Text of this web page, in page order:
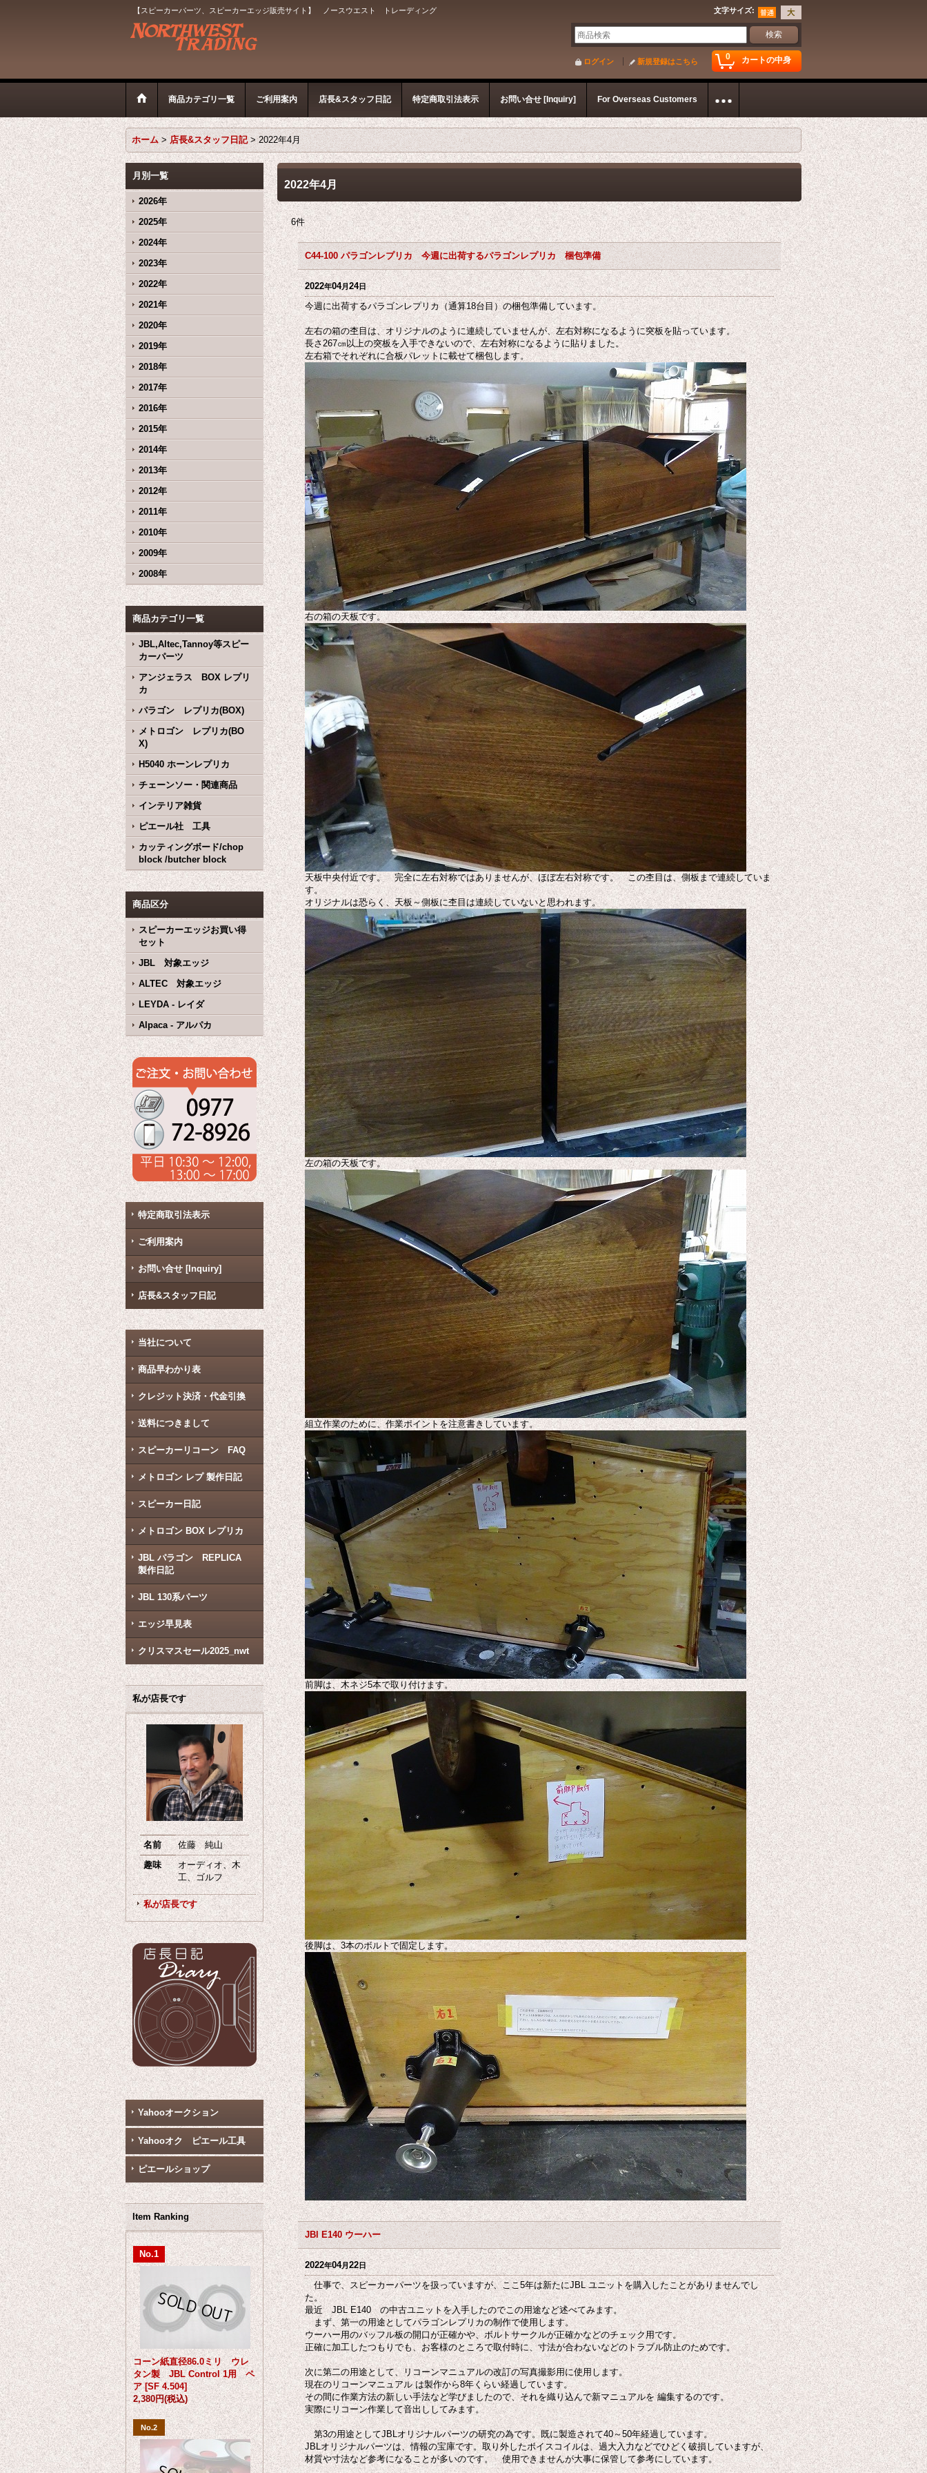
【スピーカーパーツ、スピーカーエッジ販売サイト】 ノースウエスト トレーディング 文字サイズ:
0 カートの中身
ログイン 新規登録はこちら
商品カテゴリ一覧 ご利用案内 店長&スタッフ日記 特定商取引法表示 お問い合せ [Inquiry] For Overseas Customers
ホーム > 店長&スタッフ日記 > 2022年4月
月別一覧
2026年
2025年
2024年
2023年
2022年
2021年
2020年
2019年
2018年
2017年
2016年
2015年
2014年
2013年
2012年
2011年
2010年
2009年
2008年
商品カテゴリ一覧
JBL,Altec,Tannoy等スピー
カーパーツ
アンジェラス BOX レプリ
カ
パラゴン レプリカ(BOX)
メトロゴン レプリカ(BO
X)
H5040 ホーンレプリカ
チェーンソー・関連商品
インテリア雑貨
ピエール社 工具
カッティングボード/chop
block /butcher block
商品区分
スピーカーエッジお買い得
セット
JBL 対象エッジ
ALTEC 対象エッジ
LEYDA - レイダ
Alpaca - アルパカ
特定商取引法表示
ご利用案内
お問い合せ [Inquiry]
店長&スタッフ日記
当社について
商品早わかり表
クレジット決済・代金引換
送料につきまして
スピーカーリコーン FAQ
メトロゴン レプ 製作日記
スピーカー日記
メトロゴン BOX レプリカ
JBL パラゴン REPLICA
製作日記
JBL 130系パーツ
エッジ早見表
クリスマスセール2025_nwt
私が店長です
名前
佐藤 純山
趣味
オーディオ、木
工、ゴルフ
私が店長です
Yahooオークション
Yahooオク ピエール工具
ピエールショップ
Item Ranking
No.1
コーン紙直径86.0ミリ ウレ
タン製 JBL Control 1用 ペ
ア [SF 4.504]
2,380円(税込)
No.2
2022年4月
6件
C44-100 パラゴンレプリカ 今週に出荷するパラゴンレプリカ 梱包準備
2022年04月24日
今週に出荷するパラゴンレプリカ（通算18台目）の梱包準備しています。
左右の箱の杢目は、オリジナルのように連続していませんが、左右対称になるように突板を貼っています。
長さ267㎝以上の突板を入手できないので、左右対称になるように貼りました。
左右箱でそれぞれに合板パレットに載せて梱包します。
右の箱の天板です。
天板中央付近です。 完全に左右対称ではありませんが、ほぼ左右対称です。 この杢目は、側板まで連続していま
す。
オリジナルは恐らく、天板～側板に杢目は連続していないと思われます。
左の箱の天板です。
組立作業のために、作業ポイントを注意書きしています。
前脚は、木ネジ5本で取り付けます。
後脚は、3本のボルトで固定します。
JBl E140 ウーハー
2022年04月22日
仕事で、スピーカーパーツを扱っていますが、ここ5年は新たにJBL ユニットを購入したことがありませんでし
た。
最近 JBL E140 の中古ユニットを入手したのでこの用途など述べてみます。
まず、第一の用途としてパラゴンレプリカの制作で使用します。
ウーハー用のバッフル板の開口が正確かや、ボルトサークルが正確かなどのチェック用です。
正確に加工したつもりでも、お客様のところで取付時に、寸法が合わないなどのトラブル防止のためです。
次に第二の用途として、リコーンマニュアルの改訂の写真撮影用に使用します。
現在のリコーンマニュアル は製作から8年くらい経過しています。
その間に作業方法の新しい手法など学びましたので、それを織り込んで新マニュアルを 編集するのです。
実際にリコーン作業して音出ししてみます。
第3の用途としてJBLオリジナルパーツの研究の為です。既に製造されて40～50年経過しています。
JBLオリジナルパーツは、情報の宝庫です。取り外したボイスコイルは、過大入力などでひどく破損していますが、
材質や寸法など参考になることが多いのです。 使用できませんが大事に保管して参考にしています。